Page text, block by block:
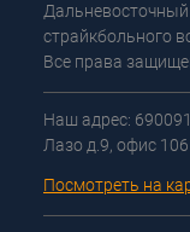
страйкбольного
Все права
Наш адрес:
Лазо д.9, офис 106
Посмотреть на